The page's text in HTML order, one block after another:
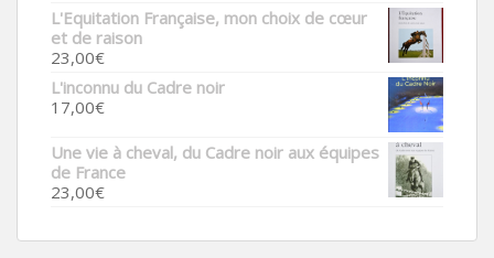
L'Equitation Française, mon choix de cœur
et de raison
23,00€
L'inconnu du Cadre noir
17,00€
Une vie à cheval, du Cadre noir aux équipes
de France
23,00€